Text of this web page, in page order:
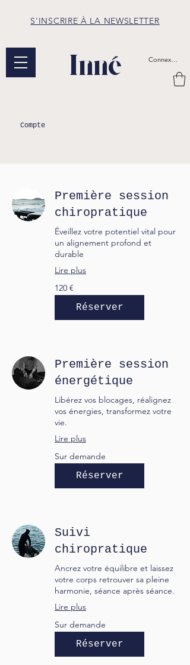
Inné Connexion
S'INSCRIRE À LA NEWSLETTER
Compte
Première session
chiropratique
Éveillez votre potentiel vital pour
un alignement profond et
durable
Lire plus
120
euros
120 €
Réserver
Première session
énergétique
Libérez vos blocages, réalignez
vos énergies, transformez votre
vie.
Lire plus
Sur
demande
Sur demande
Réserver
Suivi
chiropratique
Ancrez votre équilibre et laissez
votre corps retrouver sa pleine
harmonie, séance après séance.
Lire plus
Sur
demande
Sur demande
Réserver